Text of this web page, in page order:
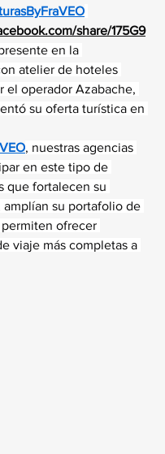
share/175G9
en la
atelier de hoteles
el operador Azabache,
su oferta turística en
, nuestras agencias
en este tipo de
que fortalecen su
su portafolio de
ofrecer
viaje más completas a